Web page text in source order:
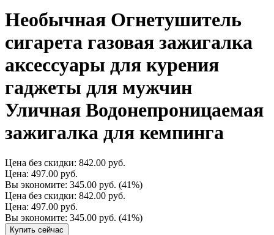
Необычная Огнетушитель
сигарета газовая зажигалка
аксессуары для курения
гаджеты для мужчин
Уличная Водонепроницаемая
зажигалка для кемпинга
Цена без скидки: 842.00 руб.
Цена: 497.00 руб.
Вы экономите: 345.00 руб. (41%)
Цена без скидки: 842.00 руб.
Цена: 497.00 руб.
Вы экономите: 345.00 руб. (41%)
Купить сейчас